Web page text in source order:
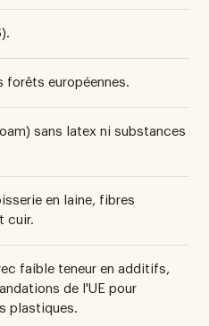
forêts européennes.
sans latex ni substances
en laine, fibres
cuir.
faible teneur en additifs,
de l'UE pour
plastiques.